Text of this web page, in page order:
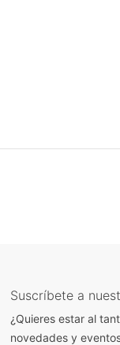
Suscríbete a
¿Quieres estar al
novedades y